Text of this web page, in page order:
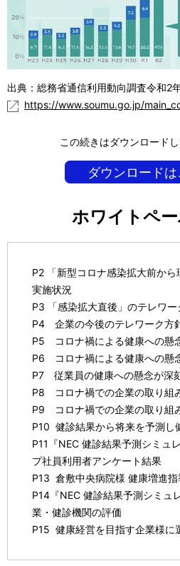
出典：総務省通信利用動向調査令和2
https://www.soumu.go.jp/
この続きはダウンロードし
ダウンロードは
ホワイトペ
P2 「新型コロナ感染拡大前か
実施状況
P3 「感染拡大直後」のテレワー
P4 企業の今後のテレワーク方
P5 コロナ禍による健康への懸
P6 コロナ禍による健康への懸
P7 従業員の健康への懸念が深
P8 コロナ禍での企業の取り
P9 コロナ禍での企業の取り
P10 健診結果から将来を予測し
P11『NEC 健診結果予測シミュ
プ社員利用者アンケート結果
P13 倉敷中央病院様 健康増進
P14『NEC 健診結果予測シミュ
業・健診機関の評価
P15 健康経営を目指す企業様に